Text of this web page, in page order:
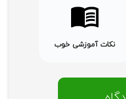
نکات آموزشی خوب